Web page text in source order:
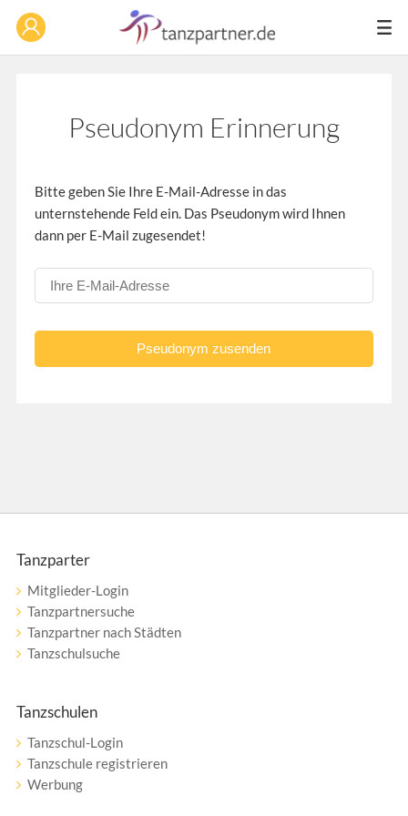
Pseudonym Erinnerung
Bitte geben Sie Ihre E-Mail-Adresse in das
unternstehende Feld ein. Das Pseudonym wird Ihnen
dann per E-Mail zugesendet!
Tanzparter
Mitglieder-Login
Tanzpartnersuche
Tanzpartner nach Städten
Tanzschulsuche
Tanzschulen
Tanzschul-Login
Tanzschule registrieren
Werbung